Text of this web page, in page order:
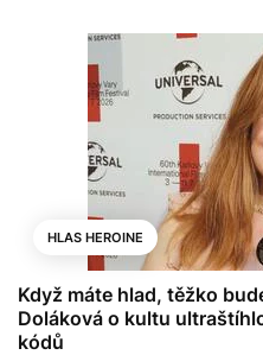
HLAS HEROINE
Když máte hlad, těžko
Doláková o kultu
kódů